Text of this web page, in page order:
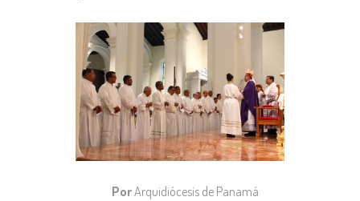
PorArquidiócesis de Panamá